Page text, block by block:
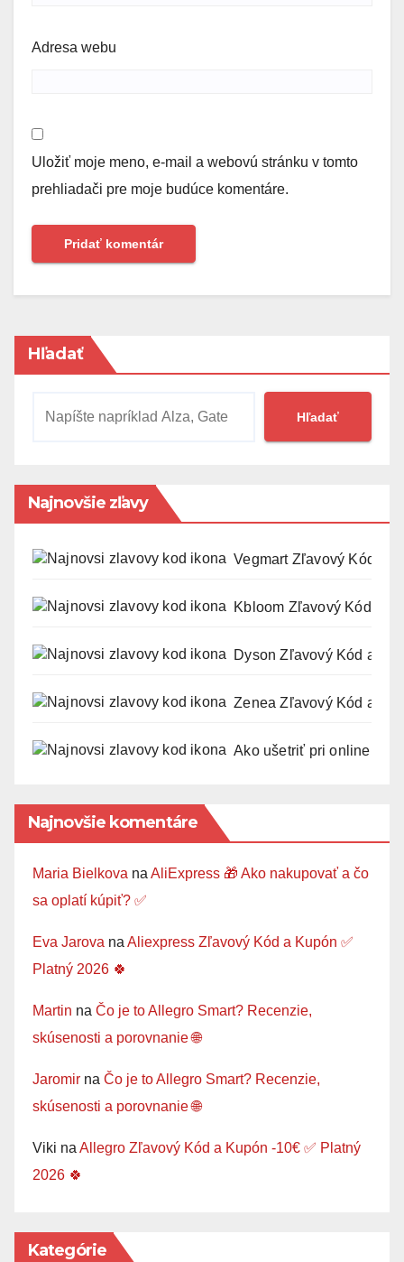
Adresa webu
Uložiť moje meno, e-mail a webovú stránku v tomto
prehliadači pre moje budúce komentáre.
Hľadať
Hľadať
Najnovšie zľavy
Vegmart Zľavový Kód a
Kbloom Zľavový Kód a
Dyson Zľavový Kód a
Zenea Zľavový Kód a
Ako ušetriť pri online
Najnovšie komentáre
Maria Bielkova na AliExpress 🎁 Ako nakupovať a čo
sa oplatí kúpiť? ✅
Eva Jarova na Aliexpress Zľavový Kód a Kupón ✅
Platný 2026 🍀
Martin na Čo je to Allegro Smart? Recenzie,
skúsenosti a porovnanie 🌐
Jaromir na Čo je to Allegro Smart? Recenzie,
skúsenosti a porovnanie 🌐
Viki na Allegro Zľavový Kód a Kupón -10€ ✅ Platný
2026 🍀
Kategórie